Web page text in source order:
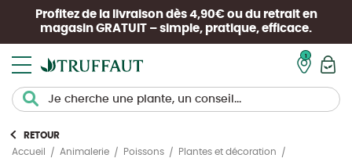
Profitez de la livraison dès 4,90€ ou du retrait en
magasin GRATUIT – simple, pratique, efficace.
RETOUR
Accueil
Animalerie Poissons
Plantes et décoration